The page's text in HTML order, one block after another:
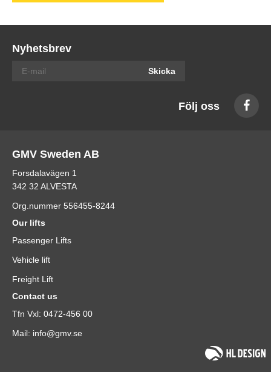
Nyhetsbrev
Skicka
Följ oss
GMV Sweden AB
Forsdalavägen 1
342 32 ALVESTA
Org.nummer 556455-8244
Our lifts
Passenger Lifts
Vehicle lift
Freight Lift
Contact us
Tfn Vxl: 0472-456 00
Mail: info@gmv.se